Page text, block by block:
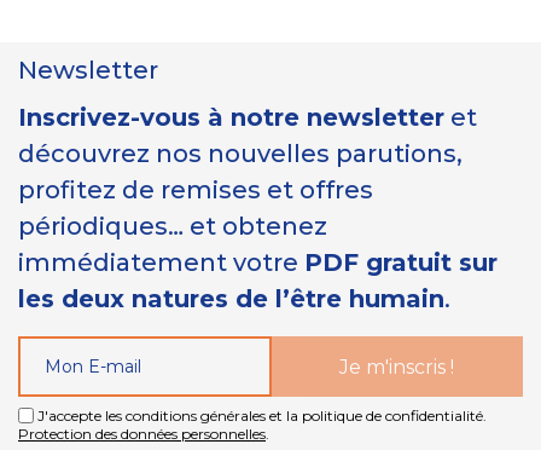
Newsletter
Inscrivez-vous à notre newsletter et
découvrez nos nouvelles parutions,
profitez de remises et offres
périodiques… et obtenez
immédiatement votre PDF gratuit sur
les deux natures de l’être humain.
J'accepte les conditions générales et la politique de confidentialité.
Protection des données personnelles.